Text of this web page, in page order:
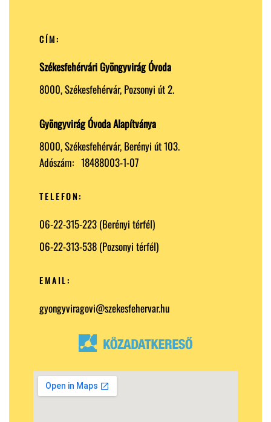
CÍM:
Székesfehérvári Gyöngyvirág Óvoda
8000, Székesfehérvár, Pozsonyi út 2.
Gyöngyvirág Óvoda Alapítványa
8000, Székesfehérvár, Berényi út 103.
Adószám: 18488003-1-07
TELEFON:
06-22-315-223 (Berényi térfél)
06-22-313-538 (Pozsonyi térfél)
EMAIL:
gyongyviragovi@szekesfehervar.hu